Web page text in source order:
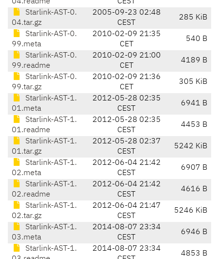
Starlink-AST-0.
04.tar.gz
2005-09-23 02:48
CEST
285 KiB
Starlink-AST-0.
99.meta
2010-02-09 21:35
CET
540 B
Starlink-AST-0.
99.readme
2010-02-09 21:00
CET
4189 B
Starlink-AST-0.
99.tar.gz
2010-02-09 21:36
CET
305 KiB
Starlink-AST-1.
01.meta
2012-05-28 02:35
CEST
6941 B
Starlink-AST-1.
01.readme
2012-05-28 02:35
CEST
4453 B
Starlink-AST-1.
01.tar.gz
2012-05-28 02:37
CEST
5242 KiB
Starlink-AST-1.
02.meta
2012-06-04 21:42
CEST
6907 B
Starlink-AST-1.
02.readme
2012-06-04 21:42
CEST
4616 B
Starlink-AST-1.
02.tar.gz
2012-06-04 21:47
CEST
5246 KiB
Starlink-AST-1.
03.meta
2014-08-07 23:34
CEST
6946 B
Starlink-AST-1.
2014-08-07 23:34
4853 B